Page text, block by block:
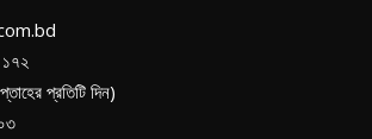
প্রতিটি দিন)